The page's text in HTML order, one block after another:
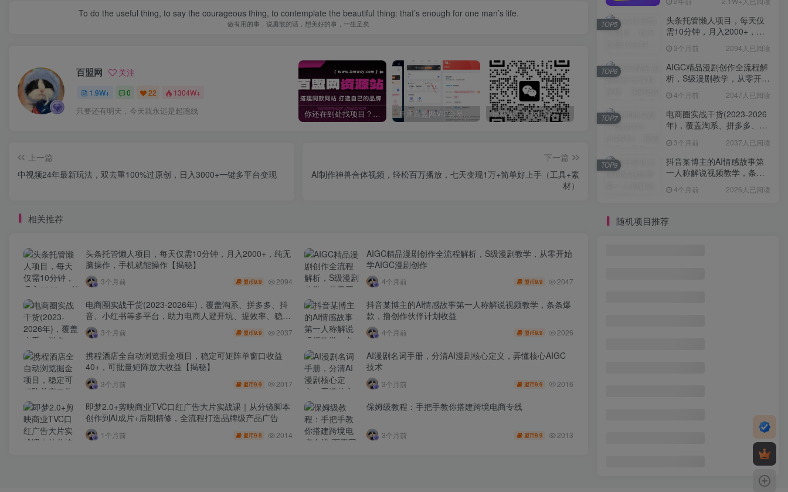
To do the useful thing, to say the courageous thing, to contemplate the beautiful thing: that’s enough for one man’s life.
做有用的事，说勇敢的话，想美好的事，一生足矣
百盟网 关注
1.9W+ 0 22 1304W+
只要还有明天，今天就永远是起跑线 你还在到处找项目？还在当韭菜？我靠卖项目一个月收入5万+，曾经我也是个失败者。 最新无广告水印课程资源 长期更新 头条托管懒人项目，每天仅需10分钟，月入2000+，纯无脑操作，手机就能操作【揭秘】
上一篇
中视频24年最新玩法，双去重100%过原创，日入3000+一键多平台变现
下一篇
AI制作神兽合体视频，轻松百万播放，七天变现1万+简单好上手（工具+素
材）
相关推荐
头条托管懒人项目，每天仅需10分钟，月入2000+，纯无
脑操作，手机就能操作【揭秘】
3个月前 盟币9.9 2094
AIGC精品漫剧创作全流程解析，S级漫剧教学，从零开始
学AIGC漫剧创作
4个月前 盟币9.9 2047
电商圈实战干货(2023-2026年)，覆盖淘系、拼多多、抖
音、小红书等多平台，助力电商人避开坑、提效率、稳盈
利(更新4月)
3个月前 盟币9.9 2037
抖音某博主的AI情感故事第一人称解说视频教学，条条爆
款，撸创作伙伴计划收益
4个月前 盟币9.9 2026
携程酒店全自动浏览掘金项目，稳定可矩阵单窗口收益
40+，可批量矩阵放大收益【揭秘】
3个月前 盟币9.9 2017
AI漫剧名词手册，分清AI漫剧核心定义，弄懂核心AIGC
技术
3个月前 盟币9.9 2016
即梦2.0+剪映商业TVC口红广告大片实战课｜从分镜脚本
创作到AI成片+后期精修，全流程打造品牌级产品广告
1个月前 盟币9.9 2014
保姆级教程：手把手教你搭建跨境电商专线
3个月前 盟币9.9 2013
头条托管懒人项目，每天仅
需10分钟，月入2000+，纯
【揭秘】
3个月前 2094人已阅读
TOP5
AIGC精品漫剧创作全流程解
析，S级漫剧教学，从零开始
4个月前 2047人已阅读
TOP6
电商圈实战干货(2023-2026
年)，覆盖淘系、拼多多、抖
电商人避开坑、提效率、稳
盈利(更新4月)
3个月前 2037人已阅读
TOP7
抖音某博主的AI情感故事第
一人称解说视频教学，条条
4个月前 2026人已阅读
TOP8
随机项目推荐
LoRA建模与Liblib应用课：工具实操+案例拆解+参数评估，提升商业设计效率